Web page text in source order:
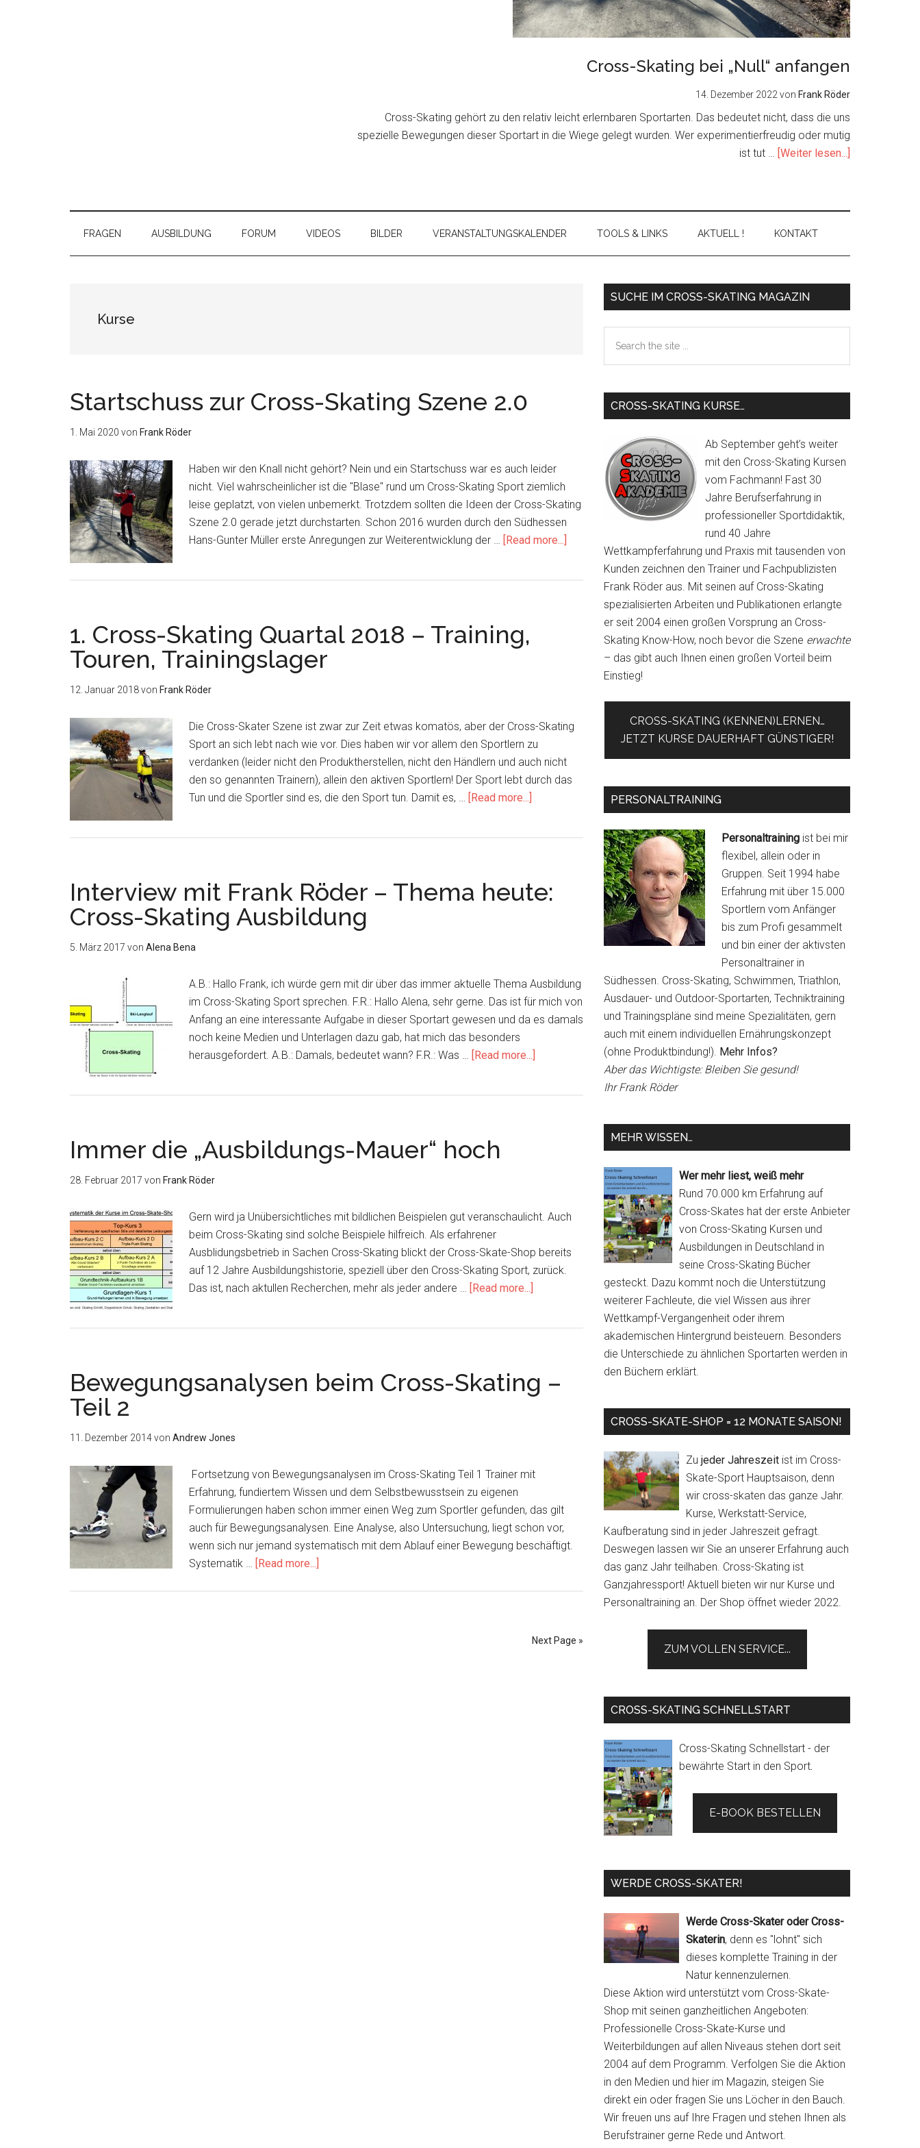
Cross-Skating bei „Null“ anfangen
14. Dezember 2022 von Frank Röder
Cross-Skating gehört zu den relativ leicht erlernbaren Sportarten. Das bedeutet nicht, dass die uns
spezielle Bewegungen dieser Sportart in die Wiege gelegt wurden. Wer experimentierfreudig oder mutig
ist tut … [Weiter lesen...]
FRAGEN AUSBILDUNG FORUM VIDEOS BILDER VERANSTALTUNGSKALENDER TOOLS & LINKS AKTUELL ! KONTAKT
Kurse
Startschuss zur Cross-Skating Szene 2.0
1. Mai 2020 von Frank Röder
Haben wir den Knall nicht gehört? Nein und ein Startschuss war es auch leider
nicht. Viel wahrscheinlicher ist die "Blase" rund um Cross-Skating Sport ziemlich
leise geplatzt, von vielen unbemerkt. Trotzdem sollten die Ideen der Cross-Skating
Szene 2.0 gerade jetzt durchstarten. Schon 2016 wurden durch den Südhessen
Hans-Gunter Müller erste Anregungen zur Weiterentwicklung der … [Read more...]
Startschuss
1. Cross-Skating Quartal 2018 – Training,
Touren, Trainingslager
12. Januar 2018von Frank Röder
Die Cross-Skater Szene ist zwar zur Zeit etwas komatös, aber der Cross-Skating
Sport an sich lebt nach wie vor. Dies haben wir vor allem den Sportlern zu
verdanken (leider nicht den Produktherstellen, nicht den Händlern und auch nicht
den so genannten Trainern), allein den aktiven Sportlern! Der Sport lebt durch das
Tun und die Sportler sind es, die den Sport tun. Damit es, … [Read more...]
2018
–
Interview mit Frank Röder – Thema heute:
Cross-Skating Ausbildung
5. März 2017 von Alena Bena
A.B.: Hallo Frank, ich würde gern mit dir über das immer aktuelle Thema Ausbildung
im Cross-Skating Sport sprechen. F.R.: Hallo Alena, sehr gerne. Das ist für mich von
Anfang an eine interessante Aufgabe in dieser Sportart gewesen und da es damals
noch keine Medien und Unterlagen dazu gab, hat mich das besonders
herausgefordert. A.B.: Damals, bedeutet wann? F.R.: Was … [Read more...]
Skating
Immer die „Ausbildungs-Mauer“ hoch
28. Februar 2017 von Frank Röder
Gern wird ja Unübersichtliches mit bildlichen Beispielen gut veranschaulicht. Auch
beim Cross-Skating sind solche Beispiele hilfreich. Als erfahrener
Ausblidungsbetrieb in Sachen Cross-Skating blickt der Cross-Skate-Shop bereits
auf 12 Jahre Ausbildungshistorie, speziell über den Cross-Skating Sport, zurück.
Das ist, nach aktullen Recherchen, mehr als jeder andere … [Read more...]
hoch
Bewegungsanalysen beim Cross-Skating –
Teil 2
11. Dezember 2014von Andrew Jones
Fortsetzung von Bewegungsanalysen im Cross-Skating Teil 1 Trainer mit
Erfahrung, fundiertem Wissen und dem Selbstbewusstsein zu eigenen
Formulierungen haben schon immer einen Weg zum Sportler gefunden, das gilt
auch für Bewegungsanalysen. Eine Analyse, also Untersuchung, liegt schon vor,
wenn sich nur jemand systematisch mit dem Ablauf einer Bewegung beschäftigt.
Systematik … [Read more...]
Next Page »
Primary
SUCHE IM CROSS-SKATING MAGAZIN
the
CROSS-SKATING KURSE…
Ab September geht’s weiter
mit den Cross-Skating Kursen
vom Fachmann! Fast 30
Jahre Berufserfahrung in
professioneller Sportdidaktik,
rund 40 Jahre
Wettkampferfahrung und Praxis mit tausenden von
Kunden zeichnen den Trainer und Fachpublizisten
Frank Röder aus. Mit seinen auf Cross-Skating
spezialisierten Arbeiten und Publikationen erlangte
er seit 2004 einen großen Vorsprung an Cross-
Skating Know-How, noch bevor die Szene erwachte
– das gibt auch Ihnen einen großen Vorteil beim
Einstieg!
CROSS-SKATING (KENNEN)LERNEN…
JETZT KURSE DAUERHAFT GÜNSTIGER!
PERSONALTRAINING
Personaltraining ist bei mir
flexibel, allein oder in
Gruppen. Seit 1994 habe
Erfahrung mit über 15.000
Sportlern vom Anfänger
bis zum Profi gesammelt
und bin einer der aktivsten
Personaltrainer in
Südhessen. Cross-Skating, Schwimmen, Triathlon,
Ausdauer- und Outdoor-Sportarten, Techniktraining
und Trainingspläne sind meine Spezialitäten, gern
auch mit einem individuellen Ernährungskonzept
(ohne Produktbindung!). Mehr Infos?
Aber das Wichtigste: Bleiben Sie gesund!
Ihr Frank Röder
MEHR WISSEN…
Wer mehr liest, weiß mehr
Rund 70.000 km Erfahrung auf
Cross-Skates hat der erste Anbieter
von Cross-Skating Kursen und
Ausbildungen in Deutschland in
seine Cross-Skating Bücher
gesteckt. Dazu kommt noch die Unterstützung
weiterer Fachleute, die viel Wissen aus ihrer
Wettkampf-Vergangenheit oder ihrem
akademischen Hintergrund beisteuern. Besonders
die Unterschiede zu ähnlichen Sportarten werden in
den Büchern erklärt.
CROSS-SKATE-SHOP = 12 MONATE SAISON!
Zu jeder Jahreszeit ist im Cross-
Skate-Sport Hauptsaison, denn
wir cross-skaten das ganze Jahr.
Kurse, Werkstatt-Service,
Kaufberatung sind in jeder Jahreszeit gefragt.
Deswegen lassen wir Sie an unserer Erfahrung auch
das ganz Jahr teilhaben. Cross-Skating ist
Ganzjahressport! Aktuell bieten wir nur Kurse und
Personaltraining an. Der Shop öffnet wieder 2022.
ZUM VOLLEN SERVICE...
CROSS-SKATING SCHNELLSTART
Cross-Skating Schnellstart - der
bewährte Start in den Sport.
E-BOOK BESTELLEN
WERDE CROSS-SKATER!
Werde Cross-Skater oder Cross-
Skaterin, denn es "lohnt" sich
dieses komplette Training in der
Natur kennenzulernen.
Diese Aktion wird unterstützt vom Cross-Skate-
Shop mit seinen ganzheitlichen Angeboten:
Professionelle Cross-Skate-Kurse und
Weiterbildungen auf allen Niveaus stehen dort seit
2004 auf dem Programm. Verfolgen Sie die Aktion
in den Medien und hier im Magazin, steigen Sie
direkt ein oder fragen Sie uns Löcher in den Bauch.
Wir freuen uns auf Ihre Fragen und stehen Ihnen als
Berufstrainer gerne Rede und Antwort.